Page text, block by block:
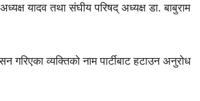
यादव तथा संघीय परिषद् अध्यक्ष डा. बाबुराम
व्यक्तिको नाम पार्टीबाट हटाउन अनुरोध